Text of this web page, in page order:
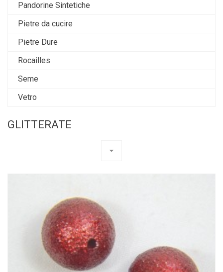
Pandorine Sintetiche
Pietre da cucire
Pietre Dure
Rocailles
Seme
Vetro
GLITTERATE
arrow_drop_down